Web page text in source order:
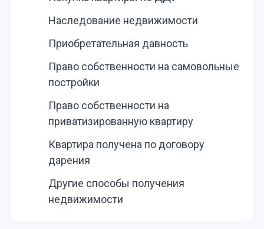
Наследование недвижимости
Приобретательная давность
Право собственности на самовольные
постройки
Право собственности на
приватизированную квартиру
Квартира получена по договору
дарения
Другие способы получения
недвижимости